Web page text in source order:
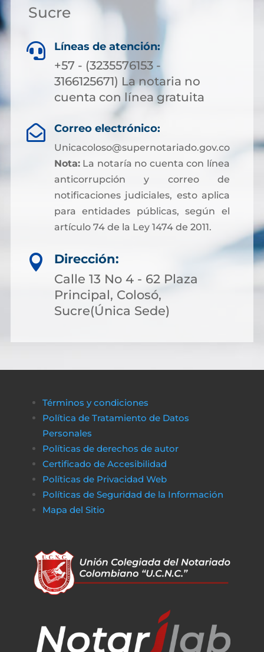
Sucre
 Líneas de atención:
+57 - (3235576153 -
3166125671) La notaria no
cuenta con línea gratuita
 Correo electrónico:
Unicacoloso@supernotariado.gov.co
Nota:La notaría no cuenta con línea
anticorrupción y correo de
notificaciones judiciales, esto aplica
para entidades públicas, según el
artículo 74 de la Ley 1474 de 2011.

Dirección:
Calle 13 No 4 - 62 Plaza
Principal, Colosó,
Sucre(Única Sede)
Términos y condiciones
Política de Tratamiento de Datos
Personales
Políticas de derechos de autor
Certificado de Accesibilidad
Políticas de Privacidad Web
Políticas de Seguridad de la Información
Mapa del Sitio